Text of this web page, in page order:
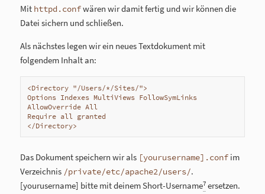
Mit httpd.confwären wir damit fertig und wir können die
Datei sichern und schließen.
Als nächstes legen wir ein neues Textdokument mit
folgendem Inhalt an:
<Directory "/Users/*/Sites/">
Options Indexes MultiViews FollowSymLinks
AllowOverride All
Require all granted
</Directory>
Das Dokument speichern wir als [yourusername].conf im
Verzeichnis /private/etc/apache2/users/.
[yourusername] bitte mit deinem Short-Username7 ersetzen.